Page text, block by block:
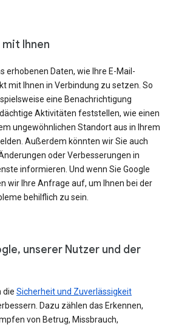
Ihnen
erhobenen Daten, wie Ihre E-Mail-
mit Ihnen in Verbindung zu setzen. So
eine Benachrichtigung
Aktivitäten feststellen, wie einen
ungewöhnlichen Standort aus in Ihrem
Außerdem könnten wir Sie auch
oder Verbesserungen in
informieren. Und wenn Sie Google
wir Ihre Anfrage auf, um Ihnen bei der
behilflich zu sein.
unserer Nutzer und der
die Sicherheit und Zuverlässigkeit
Dazu zählen das Erkennen,
von Betrug, Missbrauch,